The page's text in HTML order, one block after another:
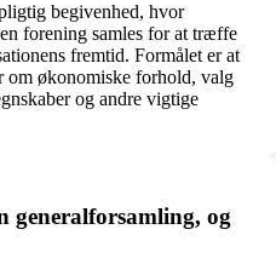
begivenhed, hvor
forening samles for at træffe
fremtid. Formålet er at
om økonomiske forhold, valg
og andre vigtige
generalforsamling, og